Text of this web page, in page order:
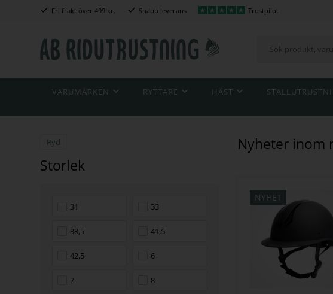
Fri frakt över 499 kr. Snabb leverans Trustpilot
VARUMÄRKEN RYTTARE HÄST
Ryd
Storlek
31 33
38,5 41,5
42,5 6
7 8
Nyheter inom
NYHET